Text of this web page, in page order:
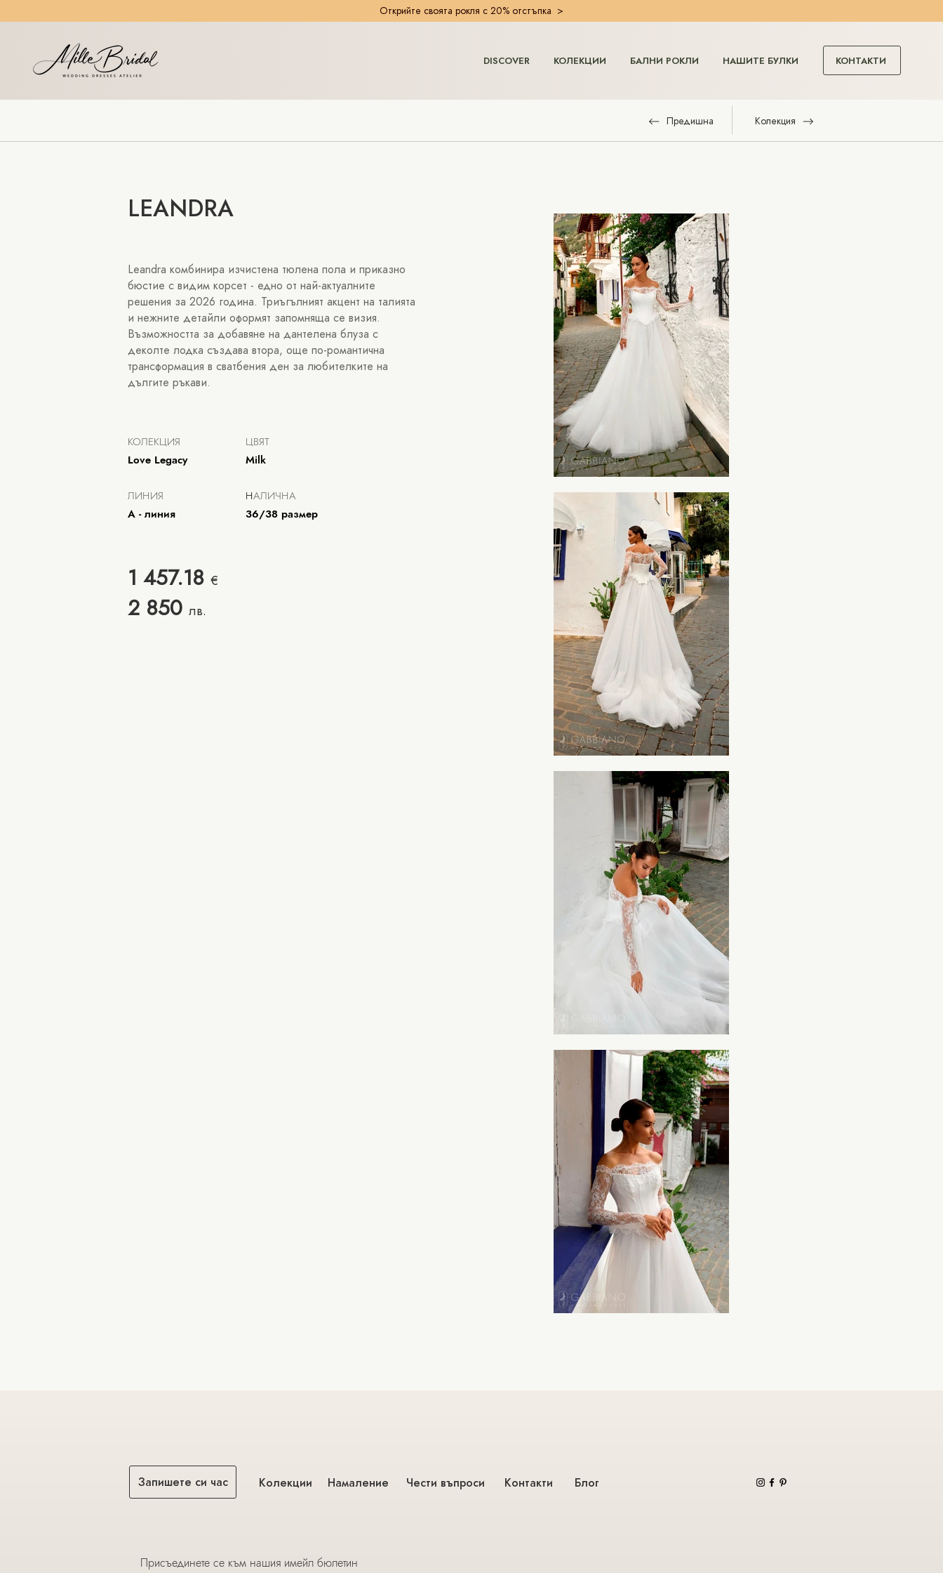
Открийте своята рокля с 20% отстъпка >
DISCOVER КОЛЕКЦИИ БАЛНИ РОКЛИ НАШИТЕ БУЛКИ КОНТАКТИ
Колекция
Предишна
LEANDRA
Leandra комбинира изчистена тюлена пола и приказно
бюстие с видим корсет - едно от най-актуалните
решения за 2026 година. Триъгълният акцент на талията
и нежните детайли оформят запомняща се визия.
Възможността за добавяне на дантелена блуза с
деколте лодка създава втора, още по-романтична
трансформация в сватбения ден за любителките на
дългите ръкави.
КОЛЕКЦИЯ
Love Legacy
ЛИНИЯ
А - линия
1 457.18 €
2 850 лв.
ЦВЯТ
Milk
НАЛИЧНА
36/38 размер
Запишете си час Колекции Намаление Чести въпроси Контакти Блог
Присъединете се към нашия имейл бюлетин